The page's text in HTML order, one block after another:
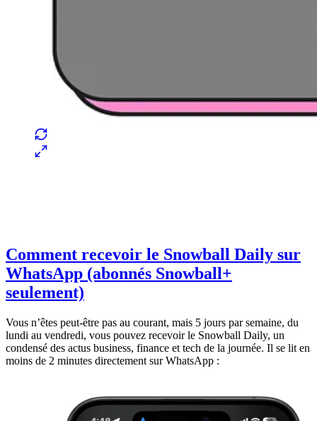
Comment recevoir le Snowball Daily sur
WhatsApp (abonnés Snowball+
seulement)
Vous n’êtes peut-être pas au courant, mais 5 jours par semaine, du
lundi au vendredi, vous pouvez recevoir le Snowball Daily, un
condensé des actus business, finance et tech de la journée. Il se lit en
moins de 2 minutes directement sur WhatsApp :